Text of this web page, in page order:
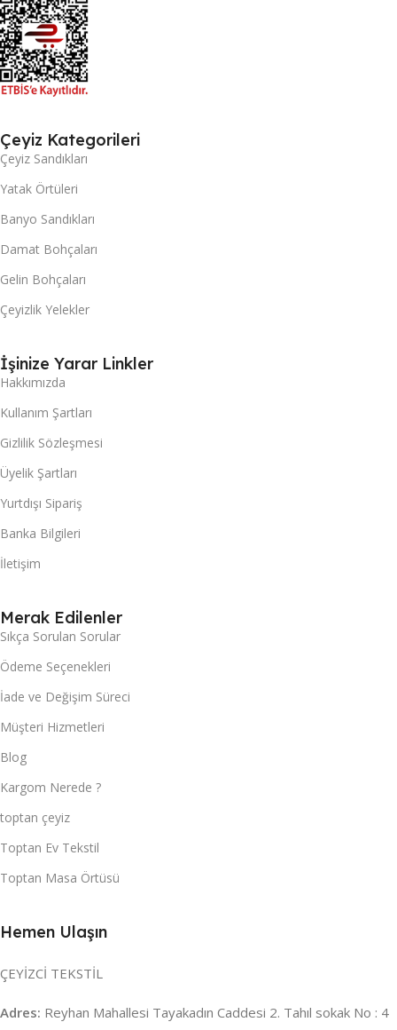
Çeyiz Kategorileri
Çeyiz Sandıkları
Yatak Örtüleri
Banyo Sandıkları
Damat Bohçaları
Gelin Bohçaları
Çeyizlik Yelekler
İşinize Yarar Linkler
Hakkımızda
Kullanım Şartları
Gizlilik Sözleşmesi
Üyelik Şartları
Yurtdışı Sipariş
Banka Bilgileri
İletişim
Merak Edilenler
Sıkça Sorulan Sorular
Ödeme Seçenekleri
İade ve Değişim Süreci
Müşteri Hizmetleri
Blog
Kargom Nerede ?
toptan çeyiz
Toptan Ev Tekstil
Toptan Masa Örtüsü
Hemen Ulaşın
ÇEYİZCİ TEKSTİL
Adres: Reyhan Mahallesi Tayakadın Caddesi 2. Tahıl sokak No : 4